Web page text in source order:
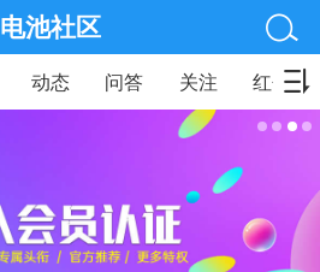
电池社区
动态 问答 关注 红包